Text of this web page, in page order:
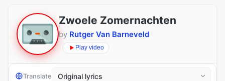
Zwoele Zomernachten
by Rutger Van Barneveld
Play video
Translate